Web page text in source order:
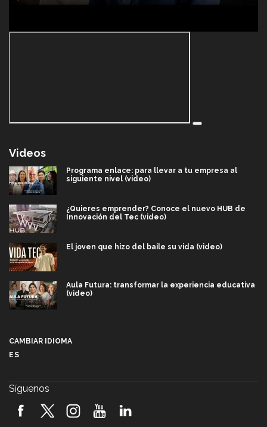
Videos
Programa enlace: para llevar a tu empresa al
siguiente nivel (video)
¿Quieres emprender? Conoce el nuevo HUB de
Innovación del Tec (video)
El joven que hizo del baile su vida (video)
Aula Futura: transformar la experiencia educativa
(video)
2026! (video)
CAMBIAR IDIOMA
ES
Síguenos